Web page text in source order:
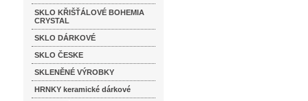
SKLO KŘIŠŤÁLOVÉ BOHEMIA
CRYSTAL
SKLO DÁRKOVÉ
SKLO ČESKE
SKLENĚNÉ VÝROBKY
HRNKY keramické dárkové